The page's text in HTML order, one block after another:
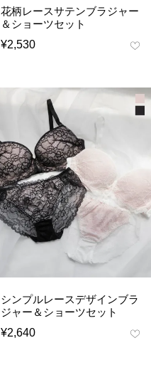
花柄レースサテンブラジャー
＆ショーツセット
¥2,530
シンプルレースデザインブラ
ジャー＆ショーツセット
¥2,640